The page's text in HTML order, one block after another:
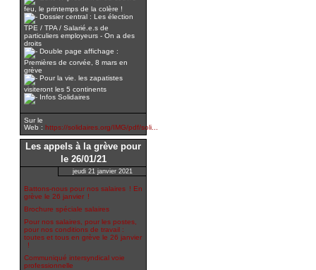
feu, le printemps de la colère !
Dossier central : Les élection
TPE / TPA / Salarié.e.s de
particuliers employeurs - On a des
droits
Double page affichage :
Premières de corvée, 8 mars en
grève
Pour la vie. les zapatistes
visiteront les 5 continents
Infos Solidaires
Sur le
Web : https://solidaires.org/IMG/pdf/soli...
Les appels à la grève pour
le 26/01/21
jeudi 21 janvier 2021
Battons-nous pour nos salaires ! En
grève le 26 janvier !
Brochure spéciale salaires
Pour nos salaires, pour les postes,
pour nos conditions de travail :
toutes et tous en grève le 26 janvier
!
Communiqué intersyndical voie
professionnelle